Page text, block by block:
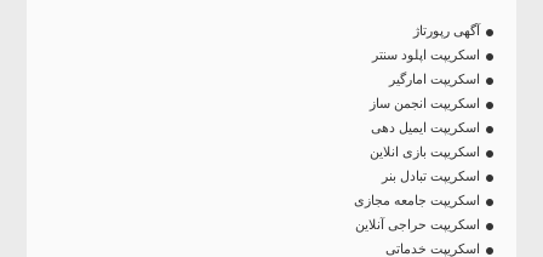
آگهی رپورتاژ
اسکریپت اپلود سنتر
اسکریپت امارگیر
اسکریپت انجمن ساز
اسکریپت ایمیل دهی
اسکریپت بازی انلاین
اسکریپت تبادل بنر
اسکریپت جامعه مجازی
اسکریپت حراجی آنلاین
اسکریپت خدماتی